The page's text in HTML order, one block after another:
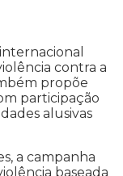
contra a
propõe
participação
alusivas
a campanha
baseada